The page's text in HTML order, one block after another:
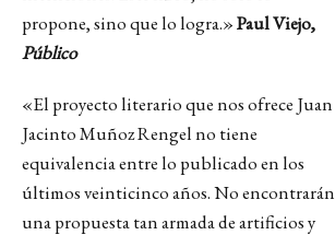
propone, sino que lo logra.»Paul Viejo,
Público
«El proyecto literario que nos ofrece Juan
Jacinto Muñoz Rengel no tiene
equivalencia entre lo publicado en los
últimos veinticinco años. No encontrarán
una propuesta tan armada de artificios y